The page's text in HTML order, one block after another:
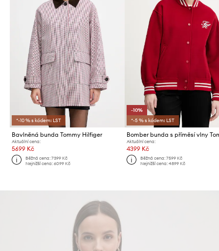
*-10 % s kódem: LST
Bavlněná bunda Tommy Hilfiger
Aktuální cena:
5699 Kč
Běžná cena:7399 Kč
Nejnižší cena:6099 Kč
-10%
*-5 % s kódem: LST
Aktuální cena:
4399 Kč
Běžná cena: 7599 Kč
Nejnižší cena: 4899 Kč